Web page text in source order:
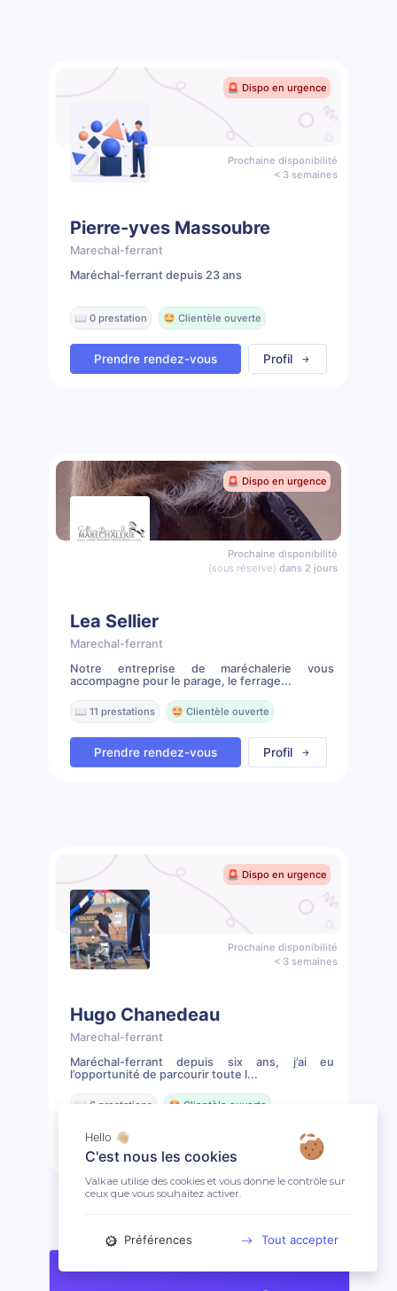
🚨 Dispo en urgence
Prochaine disponibilité
< 3 semaines
Pierre-yves Massoubre
Marechal-ferrant
Maréchal-ferrant depuis 23 ans
📖 0 prestation 🤩 Clientèle ouverte
Prendre rendez-vous Profil
🚨 Dispo en urgence
Prochaine disponibilité
(sous réserve) dans 2 jours
Lea Sellier
Marechal-ferrant
Notre entreprise de maréchalerie vous
accompagne pour le parage, le ferrage...
📖 11 prestations 🤩 Clientèle ouverte
Prendre rendez-vous Profil
🚨 Dispo en urgence
Prochaine disponibilité
< 3 semaines
Hugo Chanedeau
Marechal-ferrant
Maréchal-ferrant depuis six ans, j’ai eu
l’opportunité de parcourir toute l...
📖 6 prestations 🤩 Clientèle ouverte
Prendre rendez-vous
Hello 👋🏼
C'est nous les cookies
Valkae utilise des cookies et vous donne le contrôle sur
ceux que vous souhaitez activer.
Préférences Tout accepter